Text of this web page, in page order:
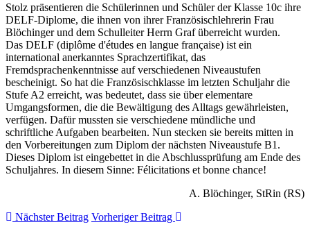
Stolz präsentieren die Schülerinnen und Schüler der Klasse 10c ihre
DELF-Diplome, die ihnen von ihrer Französischlehrerin Frau
Blöchinger und dem Schulleiter Herrn Graf überreicht wurden.
Das DELF (diplôme d'études en langue française) ist ein
international anerkanntes Sprachzertifikat, das
Fremdsprachenkenntnisse auf verschiedenen Niveaustufen
bescheinigt. So hat die Französischklasse im letzten Schuljahr die
Stufe A2 erreicht, was bedeutet, dass sie über elementare
Umgangsformen, die die Bewältigung des Alltags gewährleisten,
verfügen. Dafür mussten sie verschiedene mündliche und
schriftliche Aufgaben bearbeiten. Nun stecken sie bereits mitten in
den Vorbereitungen zum Diplom der nächsten Niveaustufe B1.
Dieses Diplom ist eingebettet in die Abschlussprüfung am Ende des
Schuljahres. In diesem Sinne: Félicitations et bonne chance!
A. Blöchinger, StRin (RS)
Nächster Beitrag Vorheriger Beitrag